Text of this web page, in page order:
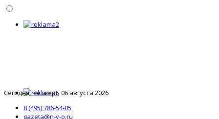
Сегодня: Четверг, 06 августа 2026
8 (495) 786-54-05
gazeta@n-v-o.ru